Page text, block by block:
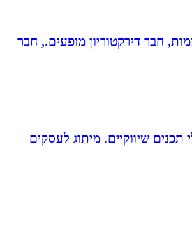
חבר דירקטוריון מופעים., חבר
בעלי תכנים שיווקיים. מיתוג לעסקים